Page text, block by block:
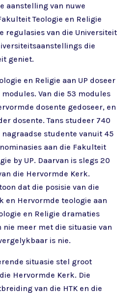
aanstelling van nuwe
Teologie en Religie
regulasies van die Universiteit
die
geniet.
en Religie aan UP doseer
Van die 53 modules
dosente gedoseer, en
dosente. Tans studeer 740
studente vanuit 45
aan die Fakulteit
by UP. Daarvan is slegs 20
die Hervormde Kerk.
dat die posisie van die
en Hervormde teologie aan
en Religie dramaties
meer met die situasie van
is nie.
situasie stel groot
Hervormde Kerk. Die
van die HTK en die